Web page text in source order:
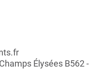
Élysées B562 -